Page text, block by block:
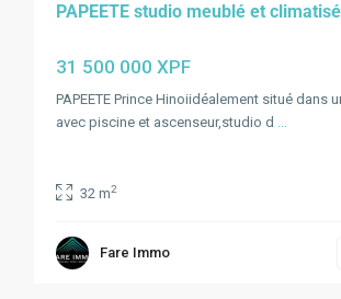
PAPEETE studio meublé et climatisé
31 500 000 XPF
PAPEETE Prince Hinoiidéalement situé dans
avec piscine et ascenseur,studio d ...
32 m2
Fare Immo